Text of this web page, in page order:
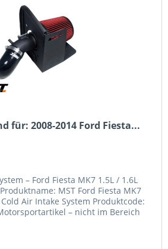
für: 2008-2014 Ford Fiesta...
– Ford Fiesta MK7 1.5L / 1.6L
MST Ford Fiesta MK7
Air Intake System Produktcode:
– nicht im Bereich